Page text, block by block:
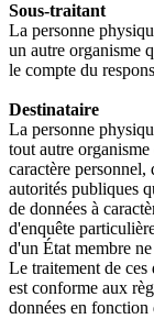
Sous-traitant
La personne
un autre organisme
le compte du
Destinataire
La personne
tout autre
caractère
autorités publiques
de données à
d'enquête
d'un État membre
Le traitement de ces
est conforme aux
données en fonction